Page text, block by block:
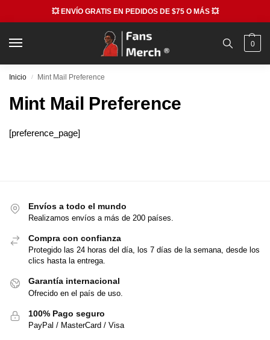
💥 ENVÍO GRATIS EN PEDIDOS DE $75 O MÁS 💥
0
Inicio / Mint Mail Preference
Mint Mail Preference
[preference_page]
Envíos a todo el mundo
Realizamos envíos a más de 200 países.
Compra con confianza
Protegido las 24 horas del día, los 7 días de la semana, desde los
clics hasta la entrega.
Garantía internacional
Ofrecido en el país de uso.
100% Pago seguro
PayPal / MasterCard / Visa